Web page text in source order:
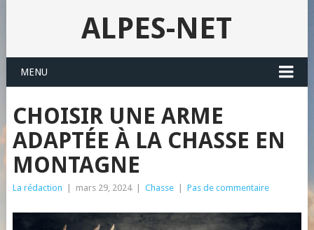
ALPES-NET
MENU
CHOISIR UNE ARME
ADAPTÉE À LA CHASSE EN
MONTAGNE
La rédaction mars 29, 2024 Chasse Pas de commentaire